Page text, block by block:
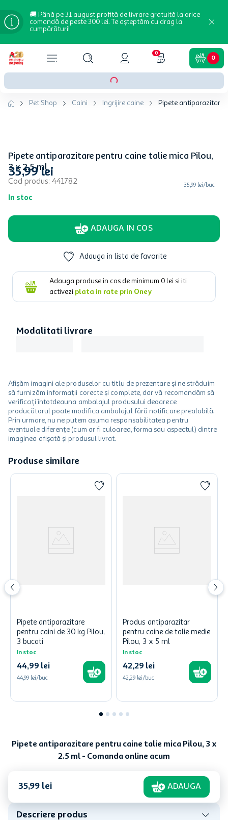
🚚 Până pe 31 august profită de livrare gratuită la orice
comandă de peste 300 lei. Te așteptăm cu drag la
cumpărături!
0
0
Pet Shop Caini Ingrijire caine Pipete antiparazitare
Pipete antiparazitare pentru caine talie mica Pilou,
3 x 2.5 ml
Cod produs: 441782
In stoc
35,99lei
35,99 lei/buc
ADAUGA IN COS
Adauga in lista de favorite
Adauga produse in cos de minimum 0 lei si iti
activezi plata in rate prin Oney
Modalitati livrare
Afișăm imagini ale produselor cu titlu de prezentare și ne străduim
să furnizăm informații corecte și complete, dar vă recomandăm să
verificați întotdeauna ambalajul produsului deoarece
producătorul poate modifica ambalajul fără notificare prealabilă.
Prin urmare, nu ne putem asuma responsabilitatea pentru
eventuale diferențe (cum ar fi culoarea, forma sau aspectul) dintre
imaginea afișată și produsul livrat.
Produse similare
Pipete antiparazitare
pentru caini de 30 kg Pilou,
3 bucati
In stoc
44,99 lei
44,99 lei/buc
Produs antiparazitar
pentru caine de talie medie
Pilou, 3 x 5 ml
In stoc
42,29 lei
42,29 lei/buc
Pipete antiparazitare pentru caine talie mica Pilou, 3 x
2.5 ml - Comanda online acum
35,99 lei ADAUGA
Descriere produs